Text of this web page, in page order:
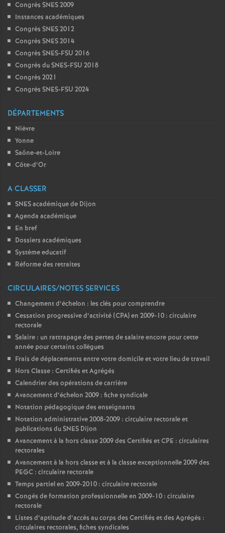
Congrès SNES 2009
Instances académiques
Congrès SNES 2012
Congrès SNES 2014
Congrès SNES-FSU 2016
Congrès du SNES-FSU 2018
Congrès 2021
Congrès SNES-FSU 2024
DÉPARTEMENTS
Nièvre
Yonne
Saône-et-Loire
Côte-d’Or
A CLASSER
SNES académique de Dijon
Agenda académique
En bref
Dossiers académiques
Système educatif
Réforme des retraites
CIRCULAIRES/NOTES SERVICES
Changement d’échelon : les clés pour comprendre
Cessation progressive d’activité (CPA) en 2009-10 : circulaire
rectorale
Salaire : un rattrapage des pertes de salaire encore pour cette
année pour certains collègues
Frais de déplacements entre votre domicile et votre lieu de travail
Hors Classe : Certifiés et Agrégés
Calendrier des opérations de carrière
Avancement d’échelon 2009 : fiche syndicale
Notation pédagogique des enseignants
Notation administrative 2008-2009 : circulaire rectorale et
publications du SNES Dijon
Avancement à la hors classe 2009 des Certifiés et CPE : circulaires
rectorales
Avancement à la hors classe et à la classe exceptionnelle 2009 des
PEGC : circulaire rectorale
Temps partiel en 2009-2010 : circulaire rectorale
Congés de formation professionnelle en 2009-10 : circulaire
rectorale
Listes d’aptitude d’accès au corps des Certifiés et des Agrégés :
circulaires rectorales, fiches syndicales